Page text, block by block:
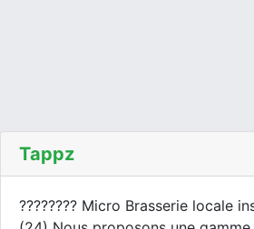
Tappz
???????? Micro Brasserie locale